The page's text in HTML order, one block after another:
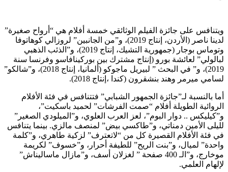
ويتنافس على جائزة الفيلم الوثائقي خمسة أفلام هي “أرواح صغيرة”
لدينا ناصر (الأردن، إنتاج 2019)، و”من الجانبين” لروزالي كوهاتوفا
وتوماس بوجار (جمهورية التشيك، إنتاج 2019)، و”الذئب الذهبي
لبالولي” لعائشة بورو (إنتاج مشترك بين بوركينافاسو وفرنسا سنة
2019)، و” في البحث ” لبيريل ماجوكو (ألمانيا، إنتاج 2018)، و”شالكو”
لسامي ميرمر وهند بنشقرون (كندا ،إنتاج 2018).
أما بالنسبة لـ”جائزة الجمهور الشبابي” فتتنافس في فئة الأفلام
الروائية الطويلة أفلام “صمت الفرشات” لحميد باسكيت”،
و”كيليكس .. دوار البوم”، لعز العرب العلوي، و”الميلودي الصغير”
لليلى الأمين دمناتي، و”طاكسي بيض” لمنصف مالزي. بينما يتنافس
في فئة الأفلام القصيرة كل من “لاتعترف” لزكية طاهري، و”كلمة
واحدة” لميال، و”بنت الريح” للطيفة أحرار، و”خسوف” لكريمة
موخارج، و”الـ 400 صفحة ” لغزلان أسف، و”مازال ماساليناش”
لإلهام العلمي.